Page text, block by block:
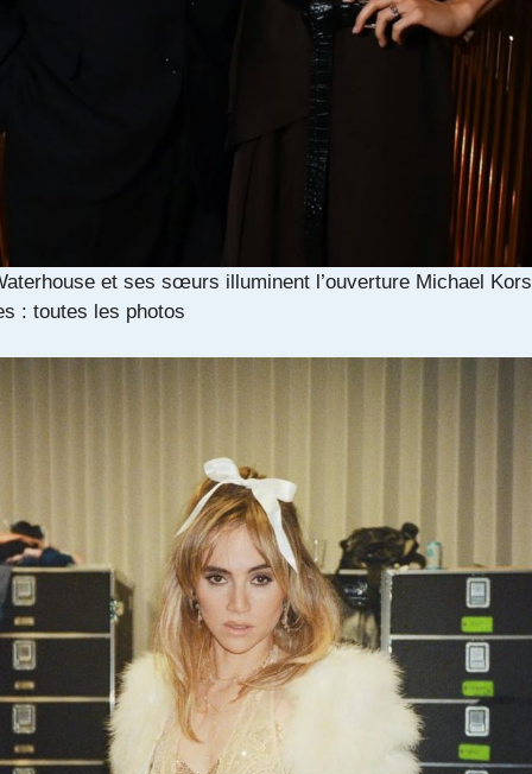
et ses sœurs illuminent l’ouverture Michael
: toutes les photos